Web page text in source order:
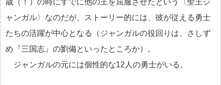
歳（！）の時にすでに他の王を屈服させたという〈聖王ジ
ャンガル〉なのだが、ストーリー的には、彼が従える勇士
たちの活躍が中心となる（ジャンガルの役回りは、さしず
め『三国志』の劉備といったところか）。
ジャンガルの元には個性的な12人の勇士がいる。